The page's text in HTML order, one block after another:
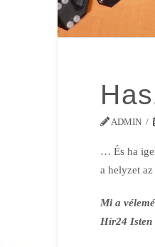
ADMIN
… És ha
a helyzet
Mi a
Hír24 Isten